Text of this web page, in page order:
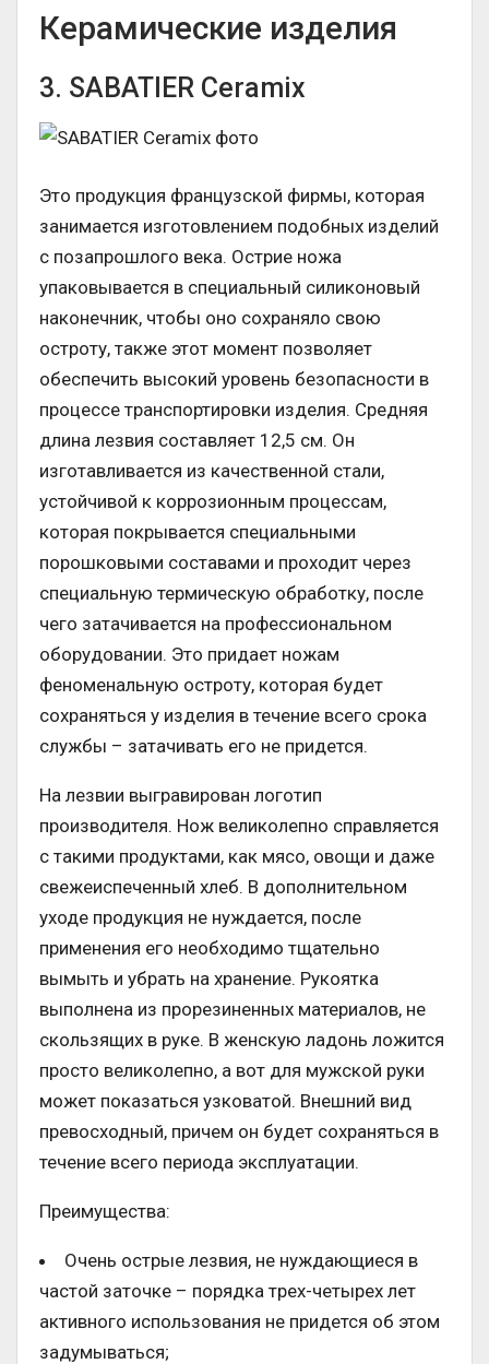
Керамические изделия
3. SABATIER Ceramix
Это продукция французской фирмы, которая
занимается изготовлением подобных изделий
с позапрошлого века. Острие ножа
упаковывается в специальный силиконовый
наконечник, чтобы оно сохраняло свою
остроту, также этот момент позволяет
обеспечить высокий уровень безопасности в
процессе транспортировки изделия. Средняя
длина лезвия составляет 12,5 см. Он
изготавливается из качественной стали,
устойчивой к коррозионным процессам,
которая покрывается специальными
порошковыми составами и проходит через
специальную термическую обработку, после
чего затачивается на профессиональном
оборудовании. Это придает ножам
феноменальную остроту, которая будет
сохраняться у изделия в течение всего срока
службы – затачивать его не придется.
На лезвии выгравирован логотип
производителя. Нож великолепно справляется
с такими продуктами, как мясо, овощи и даже
свежеиспеченный хлеб. В дополнительном
уходе продукция не нуждается, после
применения его необходимо тщательно
вымыть и убрать на хранение. Рукоятка
выполнена из прорезиненных материалов, не
скользящих в руке. В женскую ладонь ложится
просто великолепно, а вот для мужской руки
может показаться узковатой. Внешний вид
превосходный, причем он будет сохраняться в
течение всего периода эксплуатации.
Преимущества:
Очень острые лезвия, не нуждающиеся в
частой заточке – порядка трех-четырех лет
активного использования не придется об этом
задумываться;